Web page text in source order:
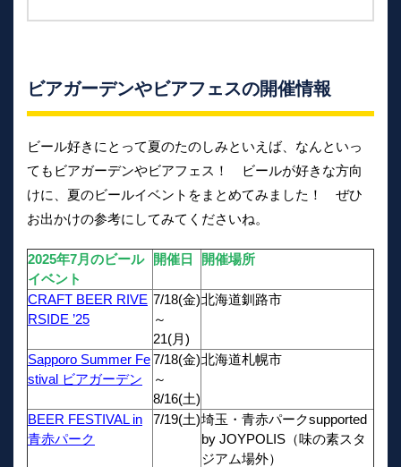
ビアガーデンやビアフェスの開催情報
ビール好きにとって夏のたのしみといえば、なんといっ
てもビアガーデンやビアフェス！ ビールが好きな方向
けに、夏のビールイベントをまとめてみました！ ぜひ
お出かけの参考にしてみてくださいね。
2025年7月のビール
イベント
開催日 開催場所
CRAFT BEER RIVE
RSIDE ’25
7/18(金)
～
21(月)
北海道釧路市
Sapporo Summer Fe
stival ビアガーデン
7/18(金)
～
8/16(土)
北海道札幌市
BEER FESTIVAL in
青赤パーク
7/19(土)埼玉・青赤パークsupported
by JOYPOLIS（味の素スタ
ジアム場外）